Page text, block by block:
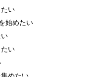
い
始めたい
い
めたい